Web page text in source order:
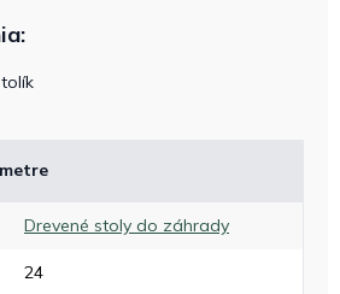
Drevené stoly do záhrady
24